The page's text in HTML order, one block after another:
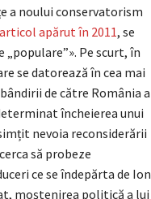
a noului conservatorism
apărut în 2011, se
„populare”». Pe scurt, în
se datorează în cea mai
de către România a
încheierea unui
nevoia reconsiderării
să probeze
ce se îndepărta de Ion
moştenirea politică a lui